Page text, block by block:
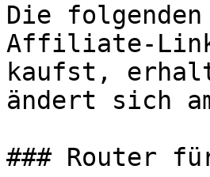
Die
Affiliate-
kaufst,
ändert sich
### Router